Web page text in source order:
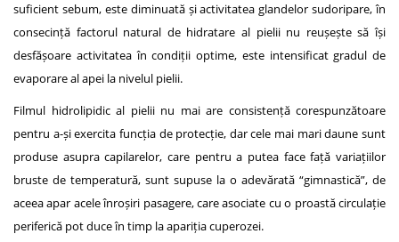
suficient sebum, este diminuată și activitatea glandelor sudoripare, în
consecință factorul natural de hidratare al pielii nu reușește să își
desfășoare activitatea în condiții optime, este intensificat gradul de
evaporare al apei la nivelul pielii.
Filmul hidrolipidic al pielii nu mai are consistență corespunzătoare
pentru a-și exercita funcția de protecție, dar cele mai mari daune sunt
produse asupra capilarelor, care pentru a putea face față variațiilor
bruste de temperatură, sunt supuse la o adevărată “gimnastică”, de
aceea apar acele înroșiri pasagere, care asociate cu o proastă circulație
periferică pot duce în timp la apariția cuperozei.